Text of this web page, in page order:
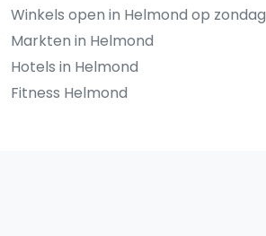
Winkels open in Helmond op zondag
Markten in Helmond
Hotels in Helmond
Fitness Helmond